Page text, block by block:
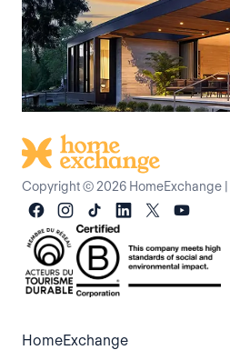
Copyright © 2026 HomeExchange
HomeExchange